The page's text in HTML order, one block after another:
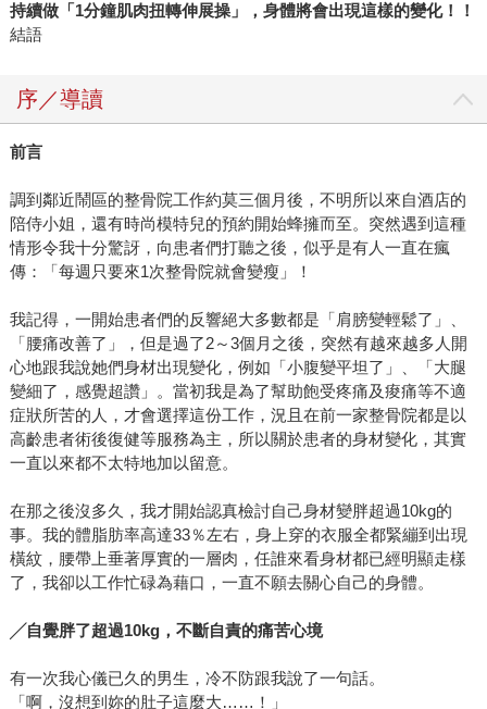
持續做「1分鐘肌肉扭轉伸展操」，身體將會出現這樣的變化！！
結語
序／導讀
前言
調到鄰近鬧區的整骨院工作約莫三個月後，不明所以來自酒店的
陪侍小姐，還有時尚模特兒的預約開始蜂擁而至。突然遇到這種
情形令我十分驚訝，向患者們打聽之後，似乎是有人一直在瘋
傳：「每週只要來1次整骨院就會變瘦」！
我記得，一開始患者們的反響絕大多數都是「肩膀變輕鬆了」、
「腰痛改善了」，但是過了2～3個月之後，突然有越來越多人開
心地跟我說她們身材出現變化，例如「小腹變平坦了」、「大腿
變細了，感覺超讚」。當初我是為了幫助飽受疼痛及痠痛等不適
症狀所苦的人，才會選擇這份工作，況且在前一家整骨院都是以
高齡患者術後復健等服務為主，所以關於患者的身材變化，其實
一直以來都不太特地加以留意。
在那之後沒多久，我才開始認真檢討自己身材變胖超過10kg的
事。我的體脂肪率高達33％左右，身上穿的衣服全都緊繃到出現
橫紋，腰帶上垂著厚實的一層肉，任誰來看身材都已經明顯走樣
了，我卻以工作忙碌為藉口，一直不願去關心自己的身體。
╱自覺胖了超過10kg，不斷自責的痛苦心境
有一次我心儀已久的男生，冷不防跟我說了一句話。
「啊，沒想到妳的肚子這麼大……！」